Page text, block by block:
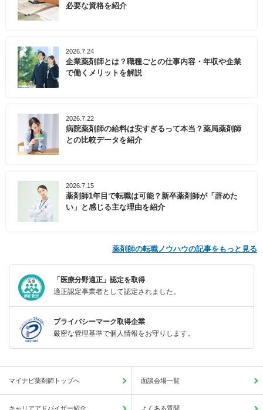
必要な資格を紹介
2026.7.24
企業薬剤師とは？職種ごとの仕事内容・年収や企業
で働くメリットを解説
2026.7.22
病院薬剤師の給料は安すぎるって本当？薬局薬剤師
との比較データを紹介
2026.7.15
薬剤師1年目で転職は可能？新卒薬剤師が「辞めた
い」と感じる主な理由を紹介
薬剤師の転職ノウハウの記事をもっと見る
「医療分野適正」認定を取得
適正認定事業者として認定されました。
プライバシーマーク取得企業
厳密な管理基準で個人情報をお守りします。
マイナビ薬剤師トップへ 面談会場一覧
キャリアアドバイザー紹介 よくある質問